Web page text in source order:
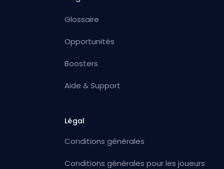
Glossaire
Opportunités
Boosters
Aide & Support
Légal
Conditions générales
Conditions générales pour les joueurs